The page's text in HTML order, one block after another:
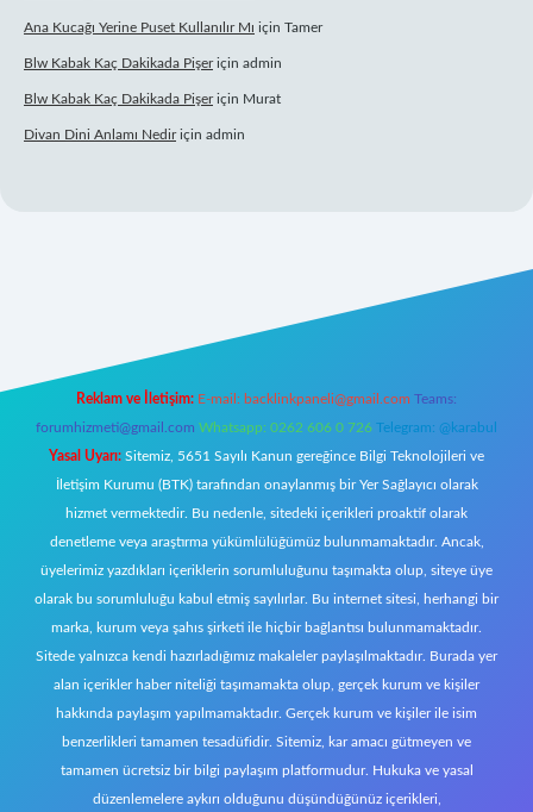
Ana Kucağı Yerine Puset Kullanılır Mı için Tamer
Blw Kabak Kaç Dakikada Pişeriçin admin
Blw Kabak Kaç Dakikada Pişeriçin Murat
Divan Dini Anlamı Nediriçin admin
Reklam ve İletişim: E-mail: backlinkpaneli@gmail.com Teams:
forumhizmeti@gmail.com Whatsapp: 0262 606 0 726 Telegram: @karabul
Yasal Uyarı: Sitemiz, 5651 Sayılı Kanun gereğince Bilgi Teknolojileri ve
İletişim Kurumu (BTK) tarafından onaylanmış bir Yer Sağlayıcı olarak
hizmet vermektedir. Bu nedenle, sitedeki içerikleri proaktif olarak
denetleme veya araştırma yükümlülüğümüz bulunmamaktadır. Ancak,
üyelerimiz yazdıkları içeriklerin sorumluluğunu taşımakta olup, siteye üye
olarak bu sorumluluğu kabul etmiş sayılırlar. Bu internet sitesi, herhangi bir
marka, kurum veya şahıs şirketi ile hiçbir bağlantısı bulunmamaktadır.
Sitede yalnızca kendi hazırladığımız makaleler paylaşılmaktadır. Burada yer
alan içerikler haber niteliği taşımamakta olup, gerçek kurum ve kişiler
hakkında paylaşım yapılmamaktadır. Gerçek kurum ve kişiler ile isim
benzerlikleri tamamen tesadüfidir. Sitemiz, kar amacı gütmeyen ve
tamamen ücretsiz bir bilgi paylaşım platformudur. Hukuka ve yasal
düzenlemelere aykırı olduğunu düşündüğünüz içerikleri,